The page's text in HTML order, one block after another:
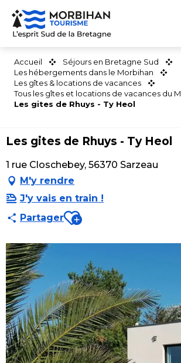
Aller
contenu
Accueil
Séjours en Bretagne Sud
Les hébergements dans le Morbihan
Les gîtes & locations de vacances
Tous les gîtes et locations de vacances du
Les gites de Rhuys - Ty Heol
Les gites de Rhuys - Ty Heol
1 rue Closchebey, 56370 Sarzeau
M'y rendre
J'y vais en train !
PartagerAjouter aux favoris